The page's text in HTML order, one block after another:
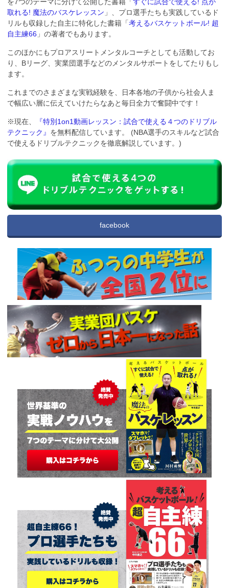
を7つのテーマに分けて公開した書籍「すぐに試合で使える! 点が
取れる! 魔法のバスケレッスン 」、プロ選手たちも実践しているド
リルも収録した自主に特化した書籍「考えるバスケットボール! 超
自主練66 」の著者でもあります。
このほかにもプロアスリートメンタルコーチとしても活動してお
り、Bリーグ、実業団選手などのメンタルサポートをしてたりもし
ます。
これまでのさまざまな実戦経験を、日本各地の子供から社会人ま
で幅広い層に伝えていけたらなあと毎日全力で奮闘中です！
※現在、
『特別1on1動画レッスン：試合で使える４つのドリブル
テクニック』 を無料配信しています。 (NBA選手のスキルなど試合
で使えるドリブルテクニックを徹底解説しています。)
facebook